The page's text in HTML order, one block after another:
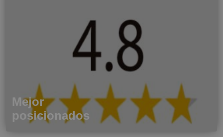
Mejor
posicionados